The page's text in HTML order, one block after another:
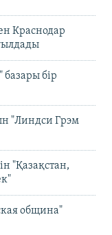
Краснодар
базары бір
"Линдси Грэм
"Қазақстан,
община"